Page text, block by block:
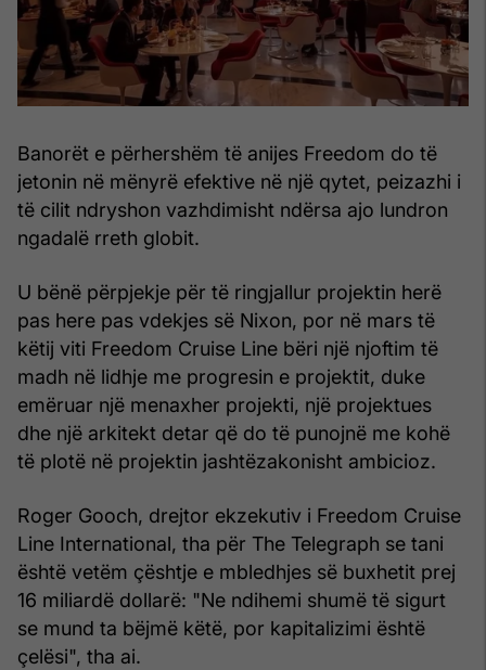
Banorët e përhershëm të anijes Freedom do të
jetonin në mënyrë efektive në një qytet, peizazhi i
të cilit ndryshon vazhdimisht ndërsa ajo lundron
ngadalë rreth globit.
U bënë përpjekje për të ringjallur projektin herë
pas here pas vdekjes së Nixon, por në mars të
këtij viti Freedom Cruise Line bëri një njoftim të
madh në lidhje me progresin e projektit, duke
emëruar një menaxher projekti, një projektues
dhe një arkitekt detar që do të punojnë me kohë
të plotë në projektin jashtëzakonisht ambicioz.
Roger Gooch, drejtor ekzekutiv i Freedom Cruise
Line International, tha për The Telegraph se tani
është vetëm çështje e mbledhjes së buxhetit prej
16 miliardë dollarë: "Ne ndihemi shumë të sigurt
se mund ta bëjmë këtë, por kapitalizimi është
çelësi", tha ai.